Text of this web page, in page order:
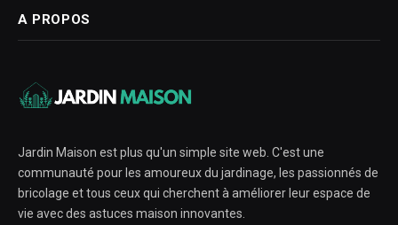
A PROPOS
Jardin Maison est plus qu'un simple site web. C'est une
communauté pour les amoureux du jardinage, les passionnés de
bricolage et tous ceux qui cherchent à améliorer leur espace de
vie avec des astuces maison innovantes.